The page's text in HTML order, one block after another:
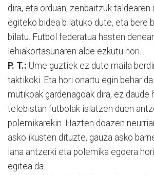
dira, eta orduan, zenbaitzuk taldearen
egiteko bidea bilatuko dute, eta bere
bilatu. Futbol federatua hasten
lehiakortasunaren alde ezkutu hori.
P. T.: Ume guztiek ez dute maila
taktikoki. Eta hori onartu egin behar
mutikoak gardenagoak dira, ez daude
telebistan futbolak islatzen duen
polemikarekin. Hazten doazen
asko ikusten dituzte, gauza asko
lana antzerki eta polemika egoera
egitea da.